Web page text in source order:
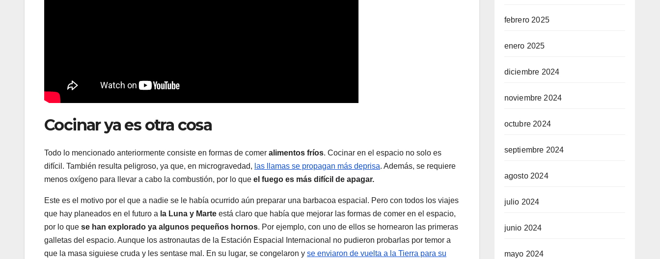
Cocinar ya es otra cosa
Todo lo mencionado anteriormente consiste en formas de comer alimentos fríos. Cocinar en el espacio no solo es
difícil. También resulta peligroso, ya que, en microgravedad, las llamas se propagan más deprisa. Además, se requiere
menos oxígeno para llevar a cabo la combustión, por lo que el fuego es más difícil de apagar.
Este es el motivo por el que a nadie se le había ocurrido aún preparar una barbacoa espacial. Pero con todos los viajes
que hay planeados en el futuro a la Luna y Marte está claro que había que mejorar las formas de comer en el espacio,
por lo que se han explorado ya algunos pequeños hornos. Por ejemplo, con uno de ellos se hornearon las primeras
galletas del espacio. Aunque los astronautas de la Estación Espacial Internacional no pudieron probarlas por temor a
que la masa siguiese cruda y les sentase mal. En su lugar, se congelaron y se enviaron de vuelta a la Tierra para su
febrero 2025
enero 2025
diciembre 2024
noviembre 2024
octubre 2024
septiembre 2024
agosto 2024
julio 2024
junio 2024
mayo 2024